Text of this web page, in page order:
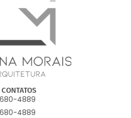
CONTATOS
4889
4889